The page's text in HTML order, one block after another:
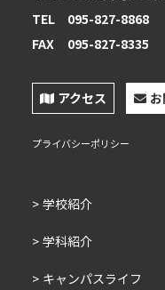
TEL
095-827-8868
FAX
095-827-8335
アクセス
プライバシーポリシー
学校紹介
学科紹介
キャンパスライフ